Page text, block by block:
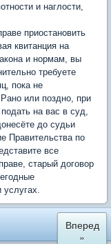
и наглости,
приостановить
квитанция на
и нормам, вы
требуете
пока не
или поздно, при
на вас в суд,
до судьи
Правительства по
все
старый договор
Вперед
»